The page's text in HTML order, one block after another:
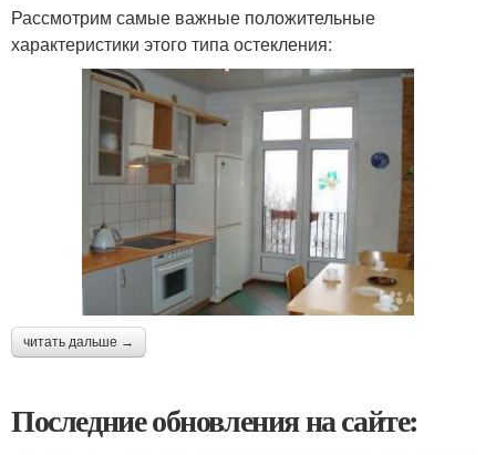
Рассмотрим самые важные положительные
характеристики этого типа остекления:
читать дальше →
Последние обновления на сайте: